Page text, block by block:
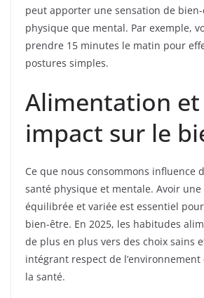
peut apporter une sensation de
physique que mental. Par exemple,
prendre 15 minutes le matin pour
postures simples.
Alimentation et
impact sur le
Ce que nous consommons influence
santé physique et mentale. Avoir
équilibrée et variée est essentiel
bien-être. En 2025, les habitudes
de plus en plus vers des choix sains
intégrant respect de
la santé.